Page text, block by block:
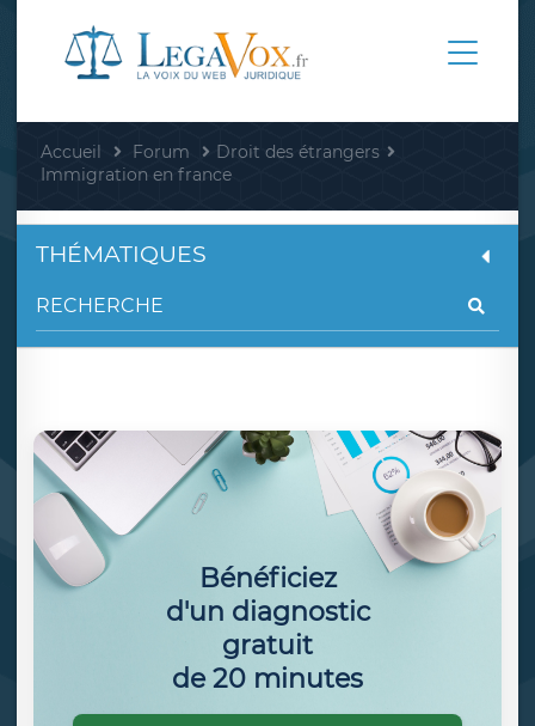
Accueil Forum
Droit des étrangers
Immigration en france
THÉMATIQUES
Bénéficiez
d'un diagnostic
gratuit
de 20 minutes